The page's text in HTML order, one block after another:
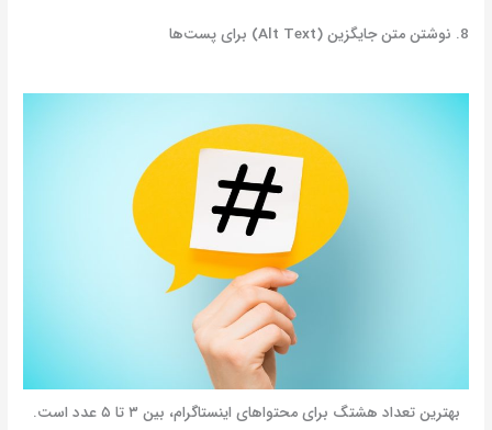
8. نوشتن متن جایگزین (Alt Text) برای پست‌ها
بهترین تعداد هشتگ برای محتواهای اینستاگرام، بین ۳ تا ۵ عدد است.